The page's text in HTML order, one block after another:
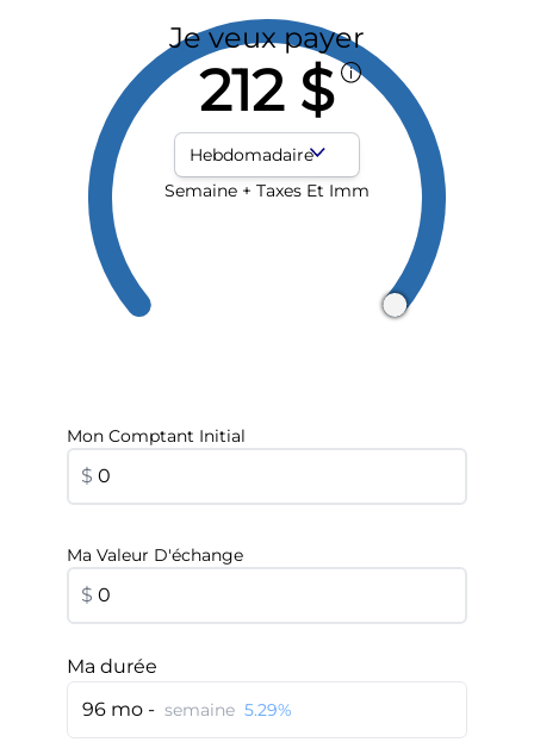
Je veux payer
212 $
Fréquence des paiements
Semaine + Taxes Et Imm
Mon Comptant Initial
$
Ma Valeur D'échange
$
Ma durée
96 mo - semaine 5.29%